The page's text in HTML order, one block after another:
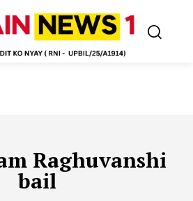
Raghuvanshi
bail